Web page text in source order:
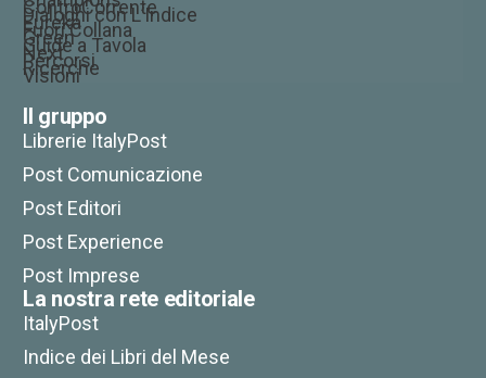
ControCorrente
Dialoghi con L’Indice
Eureka
Fuori Collana
Green
Guide a Tavola
Next
Percorsi
Ricerche
Visioni
Il gruppo
Librerie ItalyPost
Post Comunicazione
Post Editori
Post Experience
Post Imprese
La nostra rete editoriale
ItalyPost
Indice dei Libri del Mese